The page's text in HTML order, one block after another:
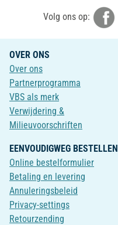
Volg ons op:
OVER ONS
Over ons
Partnerprogramma
VBS als merk
Verwijdering &
Milieuvoorschriften
EENVOUDIGWEG BESTELLEN
Online bestelformulier
Betaling en levering
Annuleringsbeleid
Privacy-settings
Retourzending